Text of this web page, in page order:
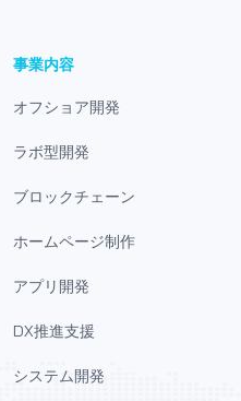
事業内容
オフショア開発
ラボ型開発
ブロックチェーン
ホームページ制作
アプリ開発
DX推進支援
システム開発